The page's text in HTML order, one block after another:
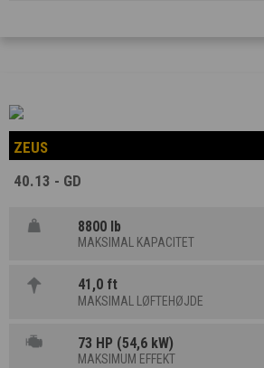
ZEUS
40.13 - GD
8800 lb
MAKSIMAL KAPACITET
41,0 ft
MAKSIMAL LØFTEHØJDE
73 HP (54,6 kW)
MAKSIMUM EFFEKT